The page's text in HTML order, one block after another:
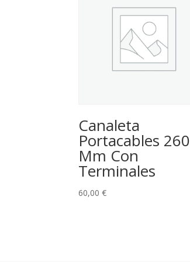
Canaleta
Portacables 260
Mm Con
Terminales
60,00€